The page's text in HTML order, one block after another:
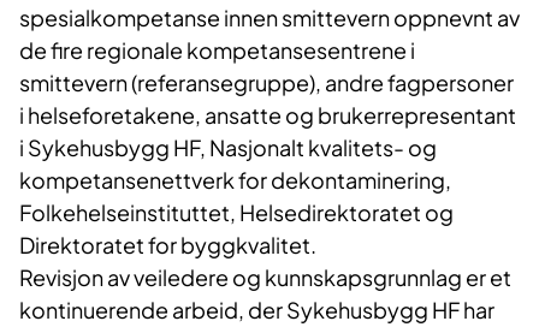
spesialkompetanse innen smittevern oppnevnt av
de fire regionale kompetansesentrene i
smittevern (referansegruppe), andre fagpersoner
i helseforetakene, ansatte og brukerrepresentant
i Sykehusbygg HF, Nasjonalt kvalitets- og
kompetansenettverk for dekontaminering,
Folkehelseinstituttet, Helsedirektoratet og
Direktoratet for byggkvalitet.
Revisjon av veiledere og kunnskapsgrunnlag er et
kontinuerende arbeid, der Sykehusbygg HF har